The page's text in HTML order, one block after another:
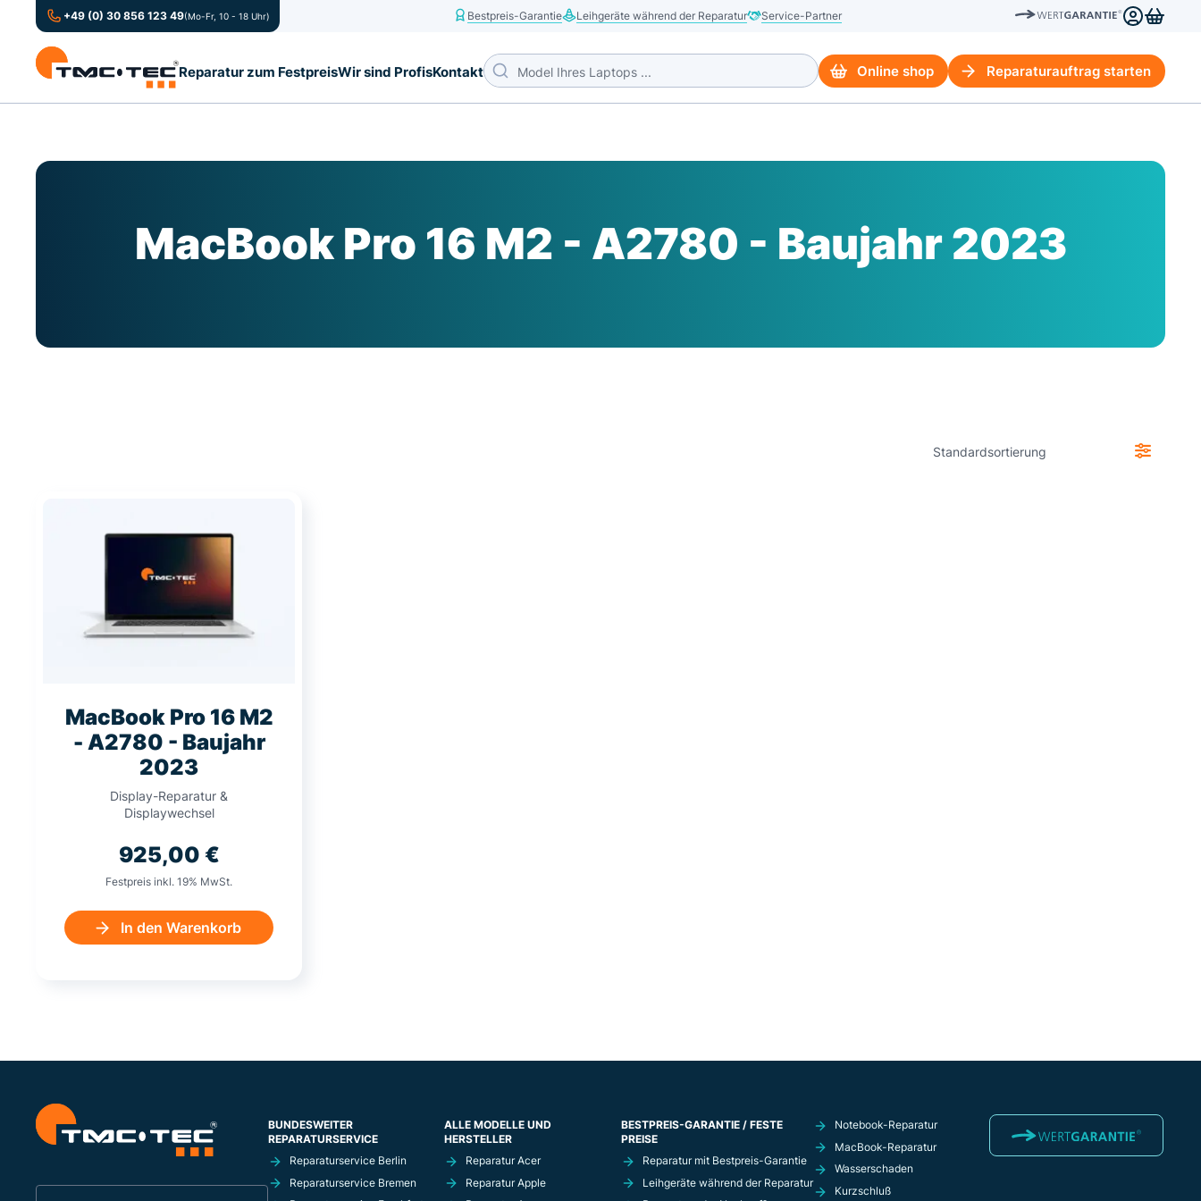
+49 (0) 30 856 123 49(Mo-Fr, 10 - 18 Uhr) Bestpreis-Garantie Leihgeräte während der Reparatur Service-Partner
Reparatur zum FestpreisWir sind ProfisKontakt Online shop Reparaturauftrag starten
MacBook Pro 16 M2 - A2780 - Baujahr 2023
MacBook Pro 16 M2
- A2780 - Baujahr
2023
Display-Reparatur &
Displaywechsel
925,00 €
Festpreis inkl. 19% MwSt.
In den Warenkorb
BUNDESWEITER
REPARATURSERVICE
Reparaturservice Berlin
Reparaturservice Bremen
ALLE MODELLE UND
HERSTELLER
Reparatur Acer
Reparatur Apple
BESTPREIS-GARANTIE / FESTE
PREISE
Reparatur mit Bestpreis-Garantie
Leihgeräte während der Reparatur
Notebook-Reparatur
MacBook-Reparatur
Wasserschaden
Kurzschluß